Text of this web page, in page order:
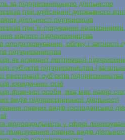
за підприємницькою діяльністю
при здійсненні державного
діяльності підприємців
при їх порушенні
малого підприємництва
обліку і звітності
підприємництва
як елемент легітимації
суб'єктів підприємництва
суб'єктів підприємництва
юридичних осіб
фізичної особи, яка має намір
видів підприємницької діяльності
певних видів господарської
відповідальність у сфері
ліцензування певних видів